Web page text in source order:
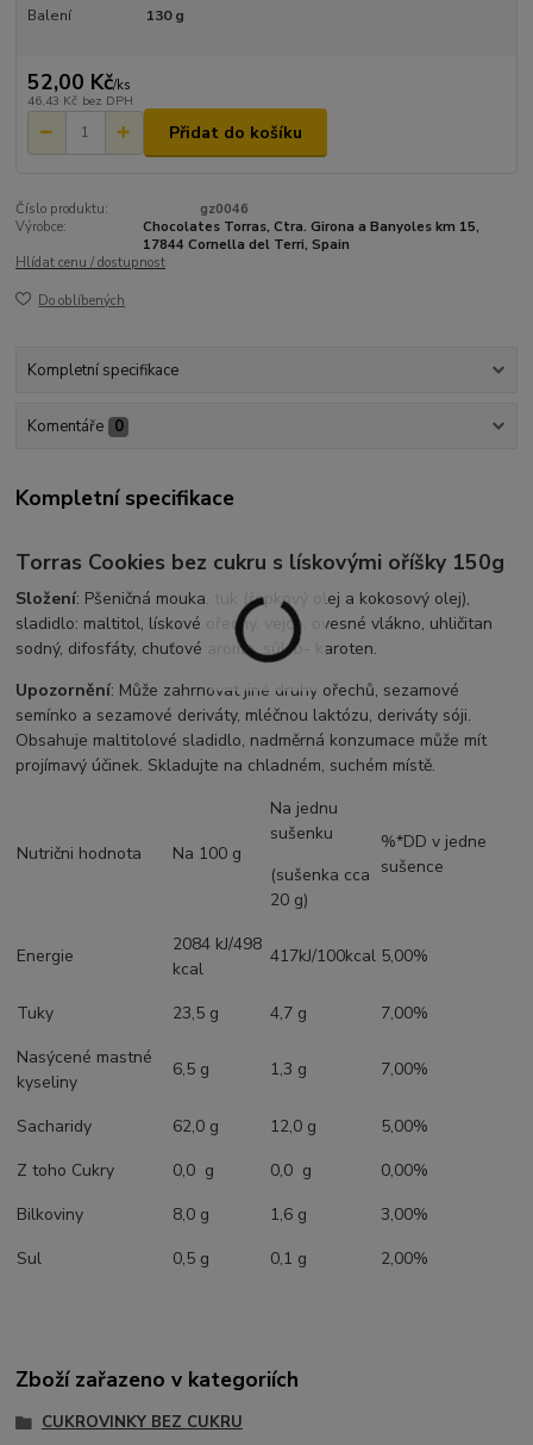
Balení
130 g
52,00 Kč/ks
46,43 Kč bez DPH
Přidat do košíku
Číslo produktu:
gz0046
Výrobce:
Chocolates Torras, Ctra. Girona a Banyoles km 15,
17844 Cornella del Terri, Spain
Hlídat cenu / dostupnost
Do oblíbených
Kompletní specifikace
Komentáře 0
Kompletní specifikace
Torras Cookies bez cukru s lískovými oříšky 150g
Složení: Pšeničná mouka, tuk (řepkový olej a kokosový olej),
sladidlo: maltitol, lískové ořechy, vejce, ovesné vlákno, uhličitan
sodný, difosfáty, chuťové aroma, sůl, b- karoten.
Upozornění: Může zahrnovat jiné druhy ořechů, sezamové
semínko a sezamové deriváty, mléčnou laktózu, deriváty sóji.
Obsahuje maltitolové sladidlo, nadměrná konzumace může mít
projímavý účinek. Skladujte na chladném, suchém místě.
Nutrični hodnota Na 100 g
Na jednu
sušenku
(sušenka cca
20 g)
%*DD v jedne
sušence
Energie
2084 kJ/498
kcal
417kJ/100kcal 5,00%
Tuky 23,5 g 4,7 g
7,00%
Nasýcené mastné
kyseliny
6,5 g 1,3 g 7,00%
Sacharidy 62,0 g 12,0 g
5,00%
Z toho Cukry
0,0 g 0,0 g
0,00%
Bilkoviny
8,0 g 1,6 g
3,00%
Sul
0,5 g 0,1 g 2,00%
Zboží zařazeno v kategoriích
CUKROVINKY BEZ CUKRU